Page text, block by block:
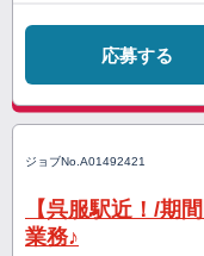
応募する
ジョブNo. A01492421
【呉服駅近！/期
業務♪